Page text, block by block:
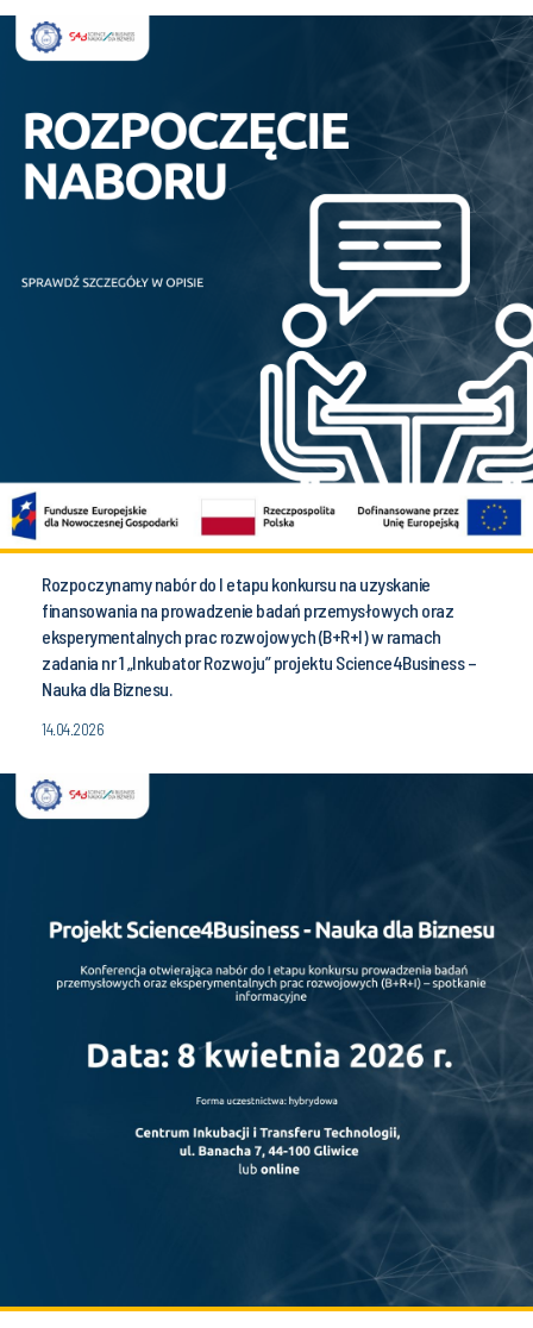
Rozpoczynamy nabór do I etapu konkursu na uzyskanie
finansowania na prowadzenie badań przemysłowych oraz
eksperymentalnych prac rozwojowych (B+R+I) w ramach
zadania nr 1 „Inkubator Rozwoju” projektu Science4Business –
Nauka dla Biznesu.
14.04.2026